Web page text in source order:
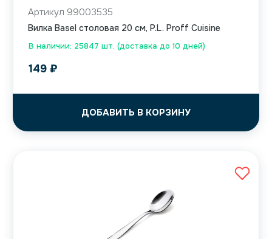
В наличии: 25847 шт. (доставка до 10 дней)
Артикул 99003535
Вилка Basel столовая 20 см, P.L. Proff Cuisine
149 ₽
ДОБАВИТЬ В КОРЗИНУ